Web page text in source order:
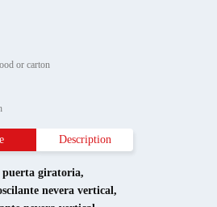
or carton
Description
puerta giratoria,
nevera vertical,